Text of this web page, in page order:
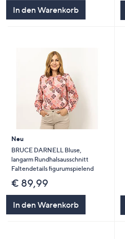
In den Warenkorb
Neu
BRUCE DARNELL Bluse,
langarm Rundhalsausschnitt
Faltendetails figurumspielend
€ 89,99
In den Warenkorb